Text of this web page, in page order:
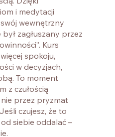
i medytacji
wewnętrzny
zagłuszany przez
Kurs
spokoju,
w decyzjach,
To moment
z czułością
przez pryzmat
czujesz, że to
siebie oddalać –